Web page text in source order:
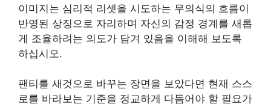
이미지는 심리적 리셋을 시도하는 무의식의 흐름이
반영된 상징으로 자리하며 자신의 감정 경계를 새롭
게 조율하려는 의도가 담겨 있음을 이해해 보도록
하십시오.
팬티를 새것으로 바꾸는 장면을 보았다면 현재 스스
로를 바라보는 기준을 정교하게 다듬어야 할 필요가